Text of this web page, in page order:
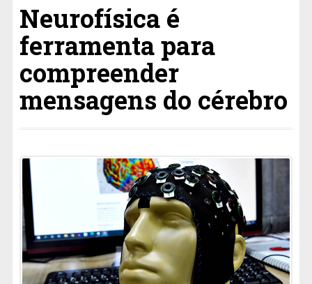
Neurofísica é
ferramenta para
compreender
mensagens do cérebro